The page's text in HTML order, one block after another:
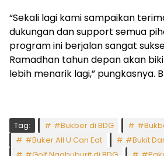
“Sekali lagi kami sampaikan
dukungan dan support semua
program ini berjalan sangat
Ramadhan tahun depan akan
lebih menarik lagi,” pungkasnya.
Tag: #Bukber di BDG
#Buker All U Can Eat
#Bukit